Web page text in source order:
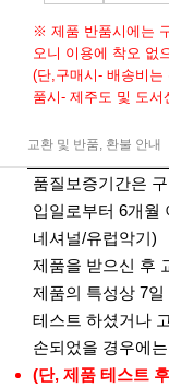
※ 제품 반품시에는
오니 이용에 착오 없
(단,구매시- 배송비
품시- 제주도 및 도
교환 및 반품, 환불 안내
품질보증기간은
입일로부터 6개월
네셔널/유럽악기)
제품을 받으신 후
제품의 특성상 7일
테스트 하셨거나
손되었을 경우에
(단, 제품 테스트